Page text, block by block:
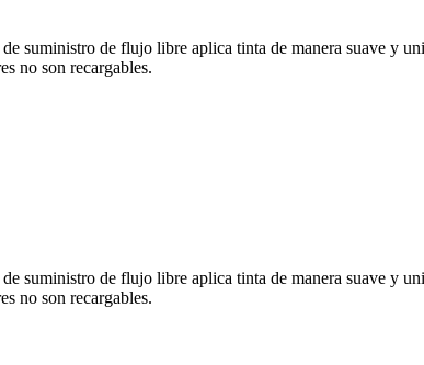
suministro de flujo libre aplica tinta de manera suave y
no son recargables.
suministro de flujo libre aplica tinta de manera suave y
no son recargables.